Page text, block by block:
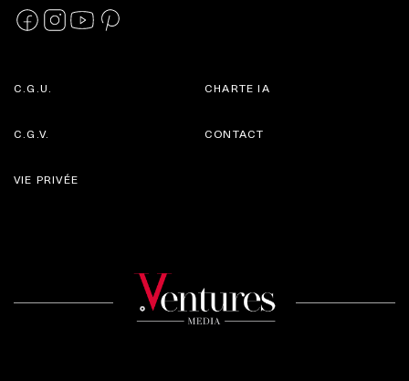
C.G.U.
C.G.V.
CHARTE IA
CONTACT
VIE PRIVÉE